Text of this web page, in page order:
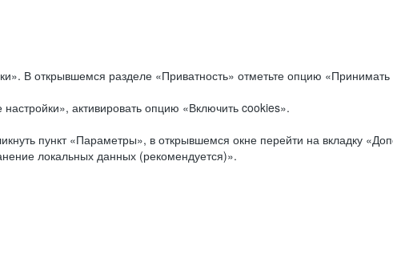
В открывшемся разделе «Приватность» отметьте опцию «Принимать
активировать опцию «Включить cookies».
пункт «Параметры», в открывшемся окне перейти на вкладку
локальных данных (рекомендуется)».